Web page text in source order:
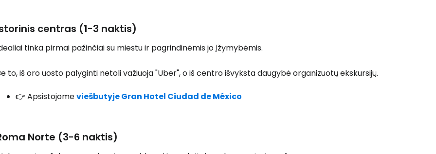
centras (1-3 naktis)
tinka pirmai pažinčiai su miestu ir pagrindinėmis jo įžymybėmis.
to, iš oro uosto palyginti netoli važiuoja "Uber", o iš centro išvyksta daugybė organizuotų ekskursijų.
👉 Apsistojomeviešbutyje Gran Hotel Ciudad de México
Norte (3-6 naktis)